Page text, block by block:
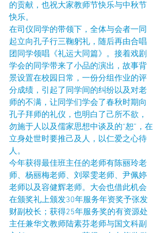
的贡献，也祝大家教师节快乐与中秋节
快乐。
在司仪同学的带领下，全体与会者一同
起立向孔子行三鞠躬礼，随后再由合唱
团同学领唱《礼运大同篇》。接着戏剧
学会的同学带来了小品的演出，故事背
景设置在校园日常，一份分组作业的评
分成绩，引起了同学间的纠纷以及对老
师的不满，让同学们学会了春秋时期向
孔子拜师的礼仪，也明白了己所不欲，
勿施于人以及儒家思想中谈及的“恕”，在
立身处世时要推己及人，以仁爱之心待
人。
今年获得最佳班主任的老师有陈丽玲老
师、杨丽梅老师、刘翠雯老师、尹佩婷
老师以及容健辉老师。大会也借此机会
在颁奖礼上颁发30年服务年资奖予张发
财副校长；获得25年服务奖的有资源处
主任兼华文教师陆素芬老师与国文科副